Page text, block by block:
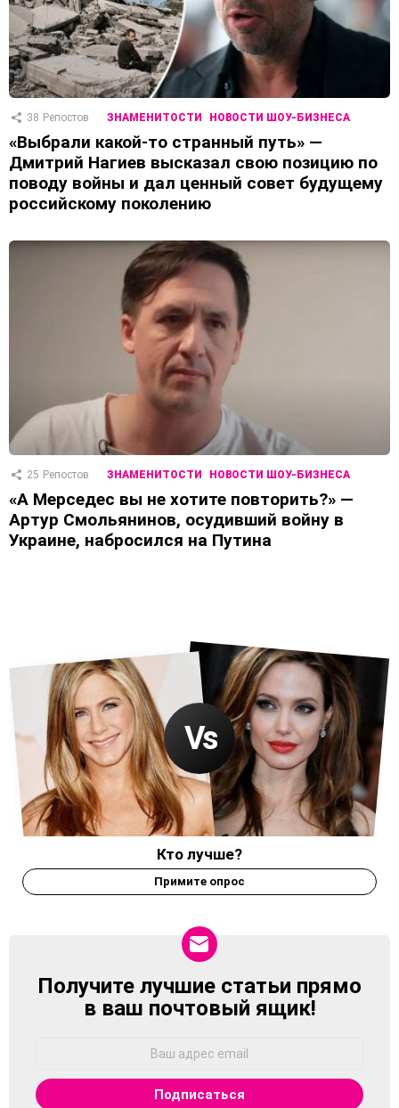
38 Репостов ЗНАМЕНИТОСТИ НОВОСТИ ШОУ-БИЗНЕСА
«Выбрали какой-то странный путь» —
Дмитрий Нагиев высказал свою позицию по
поводу войны и дал ценный совет будущему
российскому поколению
25 Репостов ЗНАМЕНИТОСТИ НОВОСТИ ШОУ-БИЗНЕСА
«А Мерседес вы не хотите повторить?» —
Артур Смольянинов, осудивший войну в
Украине, набросился на Путина
Кто лучше?
Примите опрос
NEWSLETTER
Получите лучшие статьи прямо
в ваш почтовый ящик!